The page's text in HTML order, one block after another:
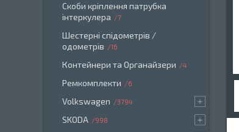
Скоби кріплення патрубка
інтеркулера
7
Шестерні спідометрів /
одометрів
16
Контейнери та Органайзери 4
Ремкомплекти 6
Volkswagen 3794
SKODA 998